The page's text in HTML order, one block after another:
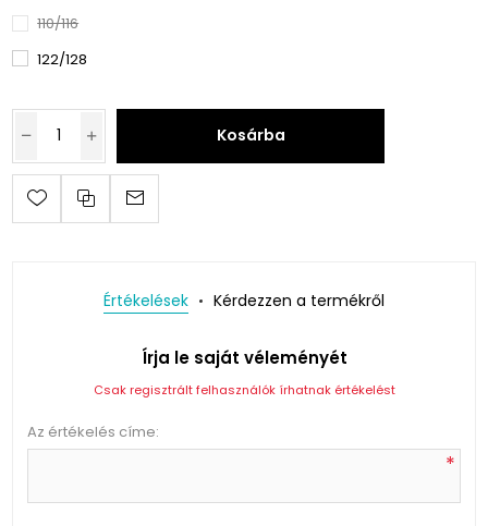
110/116
122/128
Kosárba
Értékelések Kérdezzen a termékről
Írja le saját véleményét
Csak regisztrált felhasználók írhatnak értékelést
Az értékelés címe:
*